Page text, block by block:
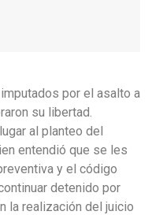
por el asalto a
su libertad.
al planteo del
entendió que se les
y el código
detenido por
la realización del juicio